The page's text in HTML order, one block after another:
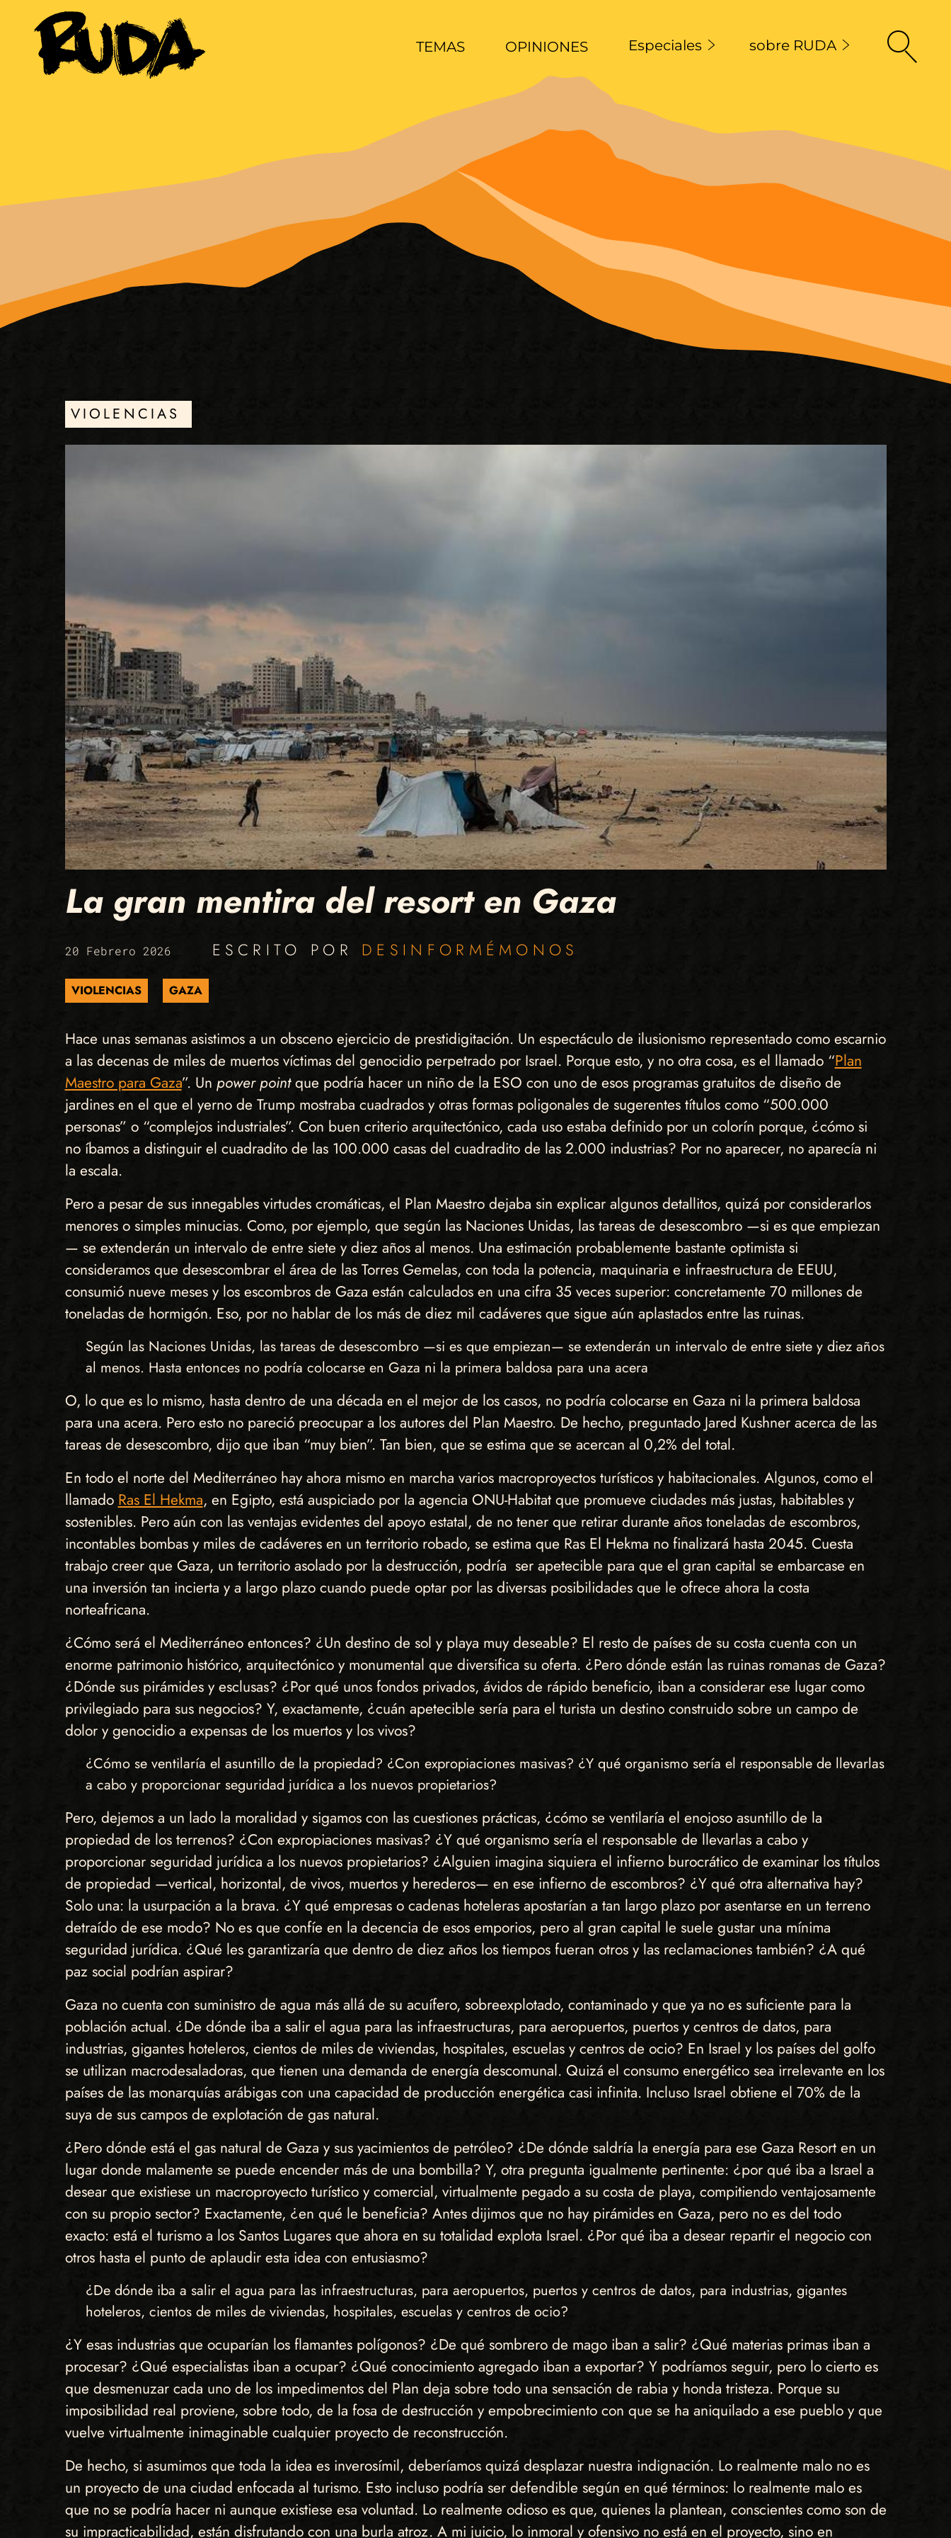
TEMAS OPINIONES Especiales sobre RUDA
VIOLENCIAS
La gran mentira del resort en Gaza
20 Febrero 2026 ESCRITO POR DESINFORMÉMONOS
VIOLENCIAS GAZA
Hace unas semanas asistimos a un obsceno ejercicio de prestidigitación. Un espectáculo de ilusionismo representado como escarnio
a las decenas de miles de muertos víctimas del genocidio perpetrado por Israel. Porque esto, y no otra cosa, es el llamado “Plan
Maestro para Gaza”. Un power pointque podría hacer un niño de la ESO con uno de esos programas gratuitos de diseño de
jardines en el que el yerno de Trump mostraba cuadrados y otras formas poligonales de sugerentes títulos como “500.000
personas” o “complejos industriales”. Con buen criterio arquitectónico, cada uso estaba definido por un colorín porque, ¿cómo si
no íbamos a distinguir el cuadradito de las 100.000 casas del cuadradito de las 2.000 industrias? Por no aparecer, no aparecía ni
la escala.
Pero a pesar de sus innegables virtudes cromáticas, el Plan Maestro dejaba sin explicar algunos detallitos, quizá por considerarlos
menores o simples minucias. Como, por ejemplo, que según las Naciones Unidas, las tareas de desescombro —si es que empiezan
— se extenderán un intervalo de entre siete y diez años al menos. Una estimación probablemente bastante optimista si
consideramos que desescombrar el área de las Torres Gemelas, con toda la potencia, maquinaria e infraestructura de EEUU,
consumió nueve meses y los escombros de Gaza están calculados en una cifra 35 veces superior: concretamente 70 millones de
toneladas de hormigón. Eso, por no hablar de los más de diez mil cadáveres que sigue aún aplastados entre las ruinas.
Según las Naciones Unidas, las tareas de desescombro —si es que empiezan— se extenderán un intervalo de entre siete y diez años
al menos. Hasta entonces no podría colocarse en Gaza ni la primera baldosa para una acera
O, lo que es lo mismo, hasta dentro de una década en el mejor de los casos, no podría colocarse en Gaza ni la primera baldosa
para una acera. Pero esto no pareció preocupar a los autores del Plan Maestro. De hecho, preguntado Jared Kushner acerca de las
tareas de desescombro, dijo que iban “muy bien”. Tan bien, que se estima que se acercan al 0,2% del total.
En todo el norte del Mediterráneo hay ahora mismo en marcha varios macroproyectos turísticos y habitacionales. Algunos, como el
llamado Ras El Hekma, en Egipto, está auspiciado por la agencia ONU-Habitat que promueve ciudades más justas, habitables y
sostenibles. Pero aún con las ventajas evidentes del apoyo estatal, de no tener que retirar durante años toneladas de escombros,
incontables bombas y miles de cadáveres en un territorio robado, se estima que Ras El Hekma no finalizará hasta 2045. Cuesta
trabajo creer que Gaza, un territorio asolado por la destrucción, podría ser apetecible para que el gran capital se embarcase en
una inversión tan incierta y a largo plazo cuando puede optar por las diversas posibilidades que le ofrece ahora la costa
norteafricana.
¿Cómo será el Mediterráneo entonces? ¿Un destino de sol y playa muy deseable? El resto de países de su costa cuenta con un
enorme patrimonio histórico, arquitectónico y monumental que diversifica su oferta. ¿Pero dónde están las ruinas romanas de Gaza?
¿Dónde sus pirámides y esclusas? ¿Por qué unos fondos privados, ávidos de rápido beneficio, iban a considerar ese lugar como
privilegiado para sus negocios? Y, exactamente, ¿cuán apetecible sería para el turista un destino construido sobre un campo de
dolor y genocidio a expensas de los muertos y los vivos?
¿Cómo se ventilaría el asuntillo de la propiedad? ¿Con expropiaciones masivas? ¿Y qué organismo sería el responsable de llevarlas
a cabo y proporcionar seguridad jurídica a los nuevos propietarios?
Pero, dejemos a un lado la moralidad y sigamos con las cuestiones prácticas, ¿cómo se ventilaría el enojoso asuntillo de la
propiedad de los terrenos? ¿Con expropiaciones masivas? ¿Y qué organismo sería el responsable de llevarlas a cabo y
proporcionar seguridad jurídica a los nuevos propietarios? ¿Alguien imagina siquiera el infierno burocrático de examinar los títulos
de propiedad —vertical, horizontal, de vivos, muertos y herederos— en ese infierno de escombros? ¿Y qué otra alternativa hay?
Solo una: la usurpación a la brava. ¿Y qué empresas o cadenas hoteleras apostarían a tan largo plazo por asentarse en un terreno
detraído de ese modo? No es que confíe en la decencia de esos emporios, pero al gran capital le suele gustar una mínima
seguridad jurídica. ¿Qué les garantizaría que dentro de diez años los tiempos fueran otros y las reclamaciones también? ¿A qué
paz social podrían aspirar?
Gaza no cuenta con suministro de agua más allá de su acuífero, sobreexplotado, contaminado y que ya no es suficiente para la
población actual. ¿De dónde iba a salir el agua para las infraestructuras, para aeropuertos, puertos y centros de datos, para
industrias, gigantes hoteleros, cientos de miles de viviendas, hospitales, escuelas y centros de ocio? En Israel y los países del golfo
se utilizan macrodesaladoras, que tienen una demanda de energía descomunal. Quizá el consumo energético sea irrelevante en los
países de las monarquías arábigas con una capacidad de producción energética casi infinita. Incluso Israel obtiene el 70% de la
suya de sus campos de explotación de gas natural.
¿Pero dónde está el gas natural de Gaza y sus yacimientos de petróleo? ¿De dónde saldría la energía para ese Gaza Resort en un
lugar donde malamente se puede encender más de una bombilla? Y, otra pregunta igualmente pertinente: ¿por qué iba a Israel a
desear que existiese un macroproyecto turístico y comercial, virtualmente pegado a su costa de playa, compitiendo ventajosamente
con su propio sector? Exactamente, ¿en qué le beneficia? Antes dijimos que no hay pirámides en Gaza, pero no es del todo
exacto: está el turismo a los Santos Lugares que ahora en su totalidad explota Israel. ¿Por qué iba a desear repartir el negocio con
otros hasta el punto de aplaudir esta idea con entusiasmo?
¿De dónde iba a salir el agua para las infraestructuras, para aeropuertos, puertos y centros de datos, para industrias, gigantes
hoteleros, cientos de miles de viviendas, hospitales, escuelas y centros de ocio?
¿Y esas industrias que ocuparían los flamantes polígonos? ¿De qué sombrero de mago iban a salir? ¿Qué materias primas iban a
procesar? ¿Qué especialistas iban a ocupar? ¿Qué conocimiento agregado iban a exportar? Y podríamos seguir, pero lo cierto es
que desmenuzar cada uno de los impedimentos del Plan deja sobre todo una sensación de rabia y honda tristeza. Porque su
imposibilidad real proviene, sobre todo, de la fosa de destrucción y empobrecimiento con que se ha aniquilado a ese pueblo y que
vuelve virtualmente inimaginable cualquier proyecto de reconstrucción.
De hecho, si asumimos que toda la idea es inverosímil, deberíamos quizá desplazar nuestra indignación. Lo realmente malo no es
un proyecto de una ciudad enfocada al turismo. Esto incluso podría ser defendible según en qué términos: lo realmente malo es
que no se podría hacer ni aunque existiese esa voluntad. Lo realmente odioso es que, quienes la plantean, conscientes como son de
su impracticabilidad, están disfrutando con una burla atroz. A mi juicio, lo inmoral y ofensivo no está en el proyecto, sino en